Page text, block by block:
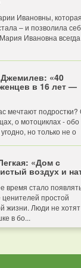
Ивановны, которая
– и позволила
Ивановна всегда
«40
в 16 лет —
мечтают подростки?
о мотоциклах - обо
но только не о
«Дом с
воздух и
время стало
простой
жизни. Люди не хотят
в бо...